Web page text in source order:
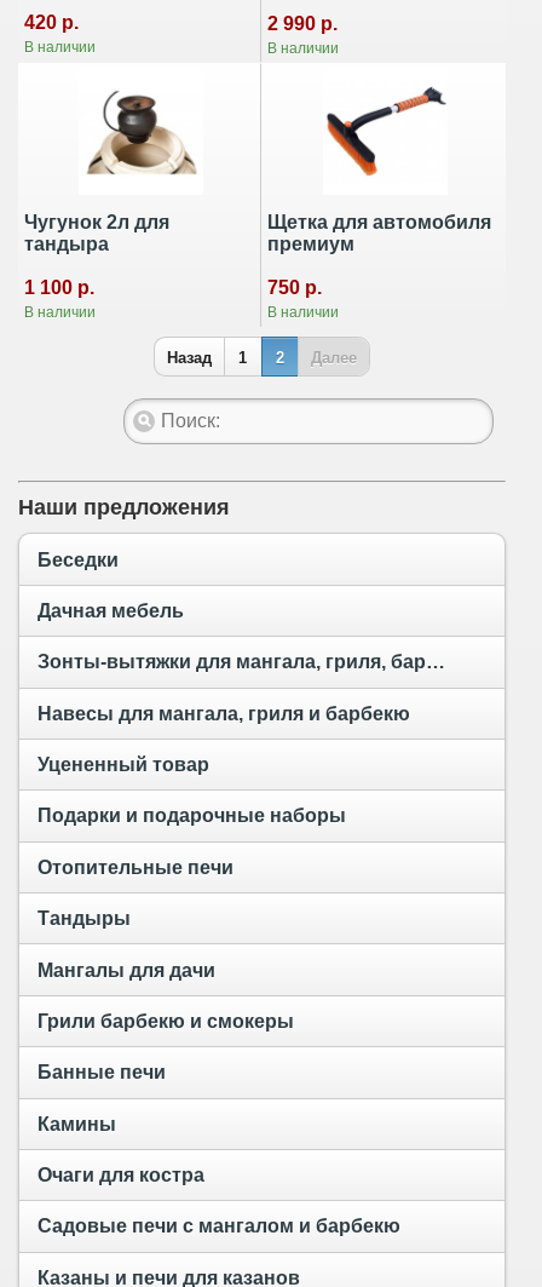
420 р.
В наличии
2 990 р.
В наличии
Чугунок 2л для
тандыра
1 100 р.
В наличии
Щетка для автомобиля
премиум
750 р.
В наличии
Назад 1 2 Далее
Наши предложения
Беседки
Дачная мебель
Зонты-вытяжки для мангала, гриля, барбекю и тандыра
Навесы для мангала, гриля и барбекю
Уцененный товар
Подарки и подарочные наборы
Отопительные печи
Тандыры
Мангалы для дачи
Грили барбекю и смокеры
Банные печи
Камины
Очаги для костра
Садовые печи с мангалом и барбекю
Казаны и печи для казанов